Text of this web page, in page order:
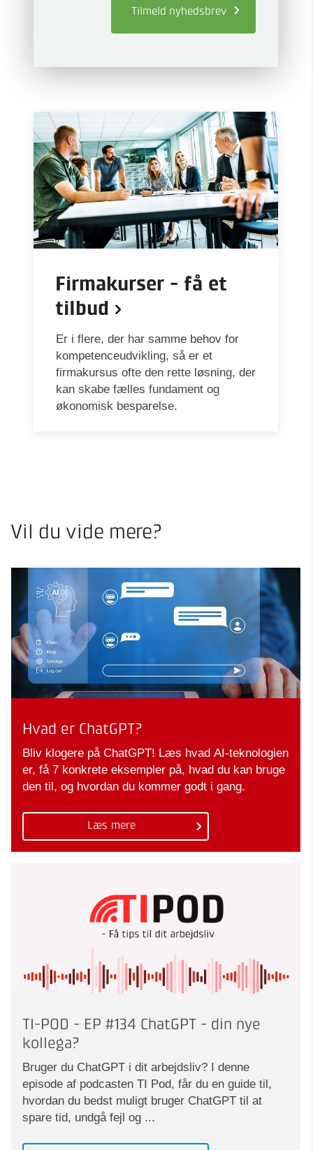
Tilmeld nyhedsbrev
Firmakurser - få et
tilbud
Er i flere, der har samme behov for
kompetenceudvikling, så er et
firmakursus ofte den rette løsning, der
kan skabe fælles fundament og
økonomisk besparelse.
Vil du vide mere?
Hvad er ChatGPT?
Bliv klogere på ChatGPT! Læs hvad AI-teknologien
er, få 7 konkrete eksempler på, hvad du kan bruge
den til, og hvordan du kommer godt i gang.
Læs mere
TI-POD - EP #134 ChatGPT - din nye
kollega?
Bruger du ChatGPT i dit arbejdsliv? I denne
episode af podcasten TI Pod, får du en guide til,
hvordan du bedst muligt bruger ChatGPT til at
spare tid, undgå fejl og ...